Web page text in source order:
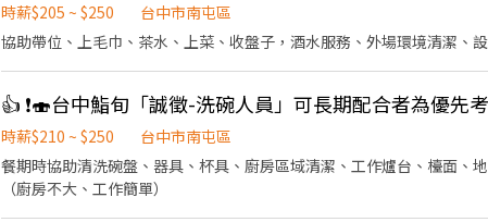
時薪$205 ~ $250
台中市南屯區
協助帶位、上毛巾、茶水、上菜、收盤子，酒水服務、外場環境清潔、
時薪$210 ~ $250
台中市南屯區
餐期時協助清洗碗盤、器具、杯具、廚房區域清潔、工作爐台、檯面、
（廚房不大、工作簡單）